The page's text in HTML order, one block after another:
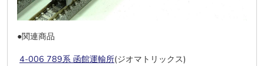
●関連商品
4-006 789系 函館運輸所(ジオマトリックス)